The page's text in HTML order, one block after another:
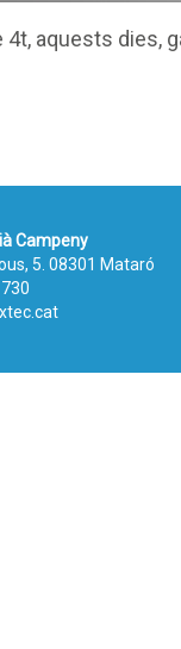
4t, aquests dies,
Campeny
5. 08301 Mataró